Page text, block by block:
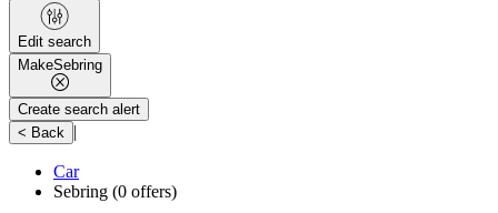
Edit search
MakeSebring
Create search alert
< Back |
Car
Sebring (0 offers)